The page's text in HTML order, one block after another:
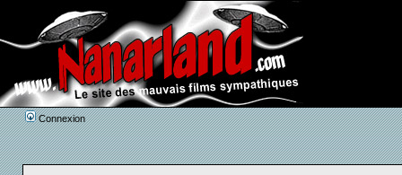
Connexion